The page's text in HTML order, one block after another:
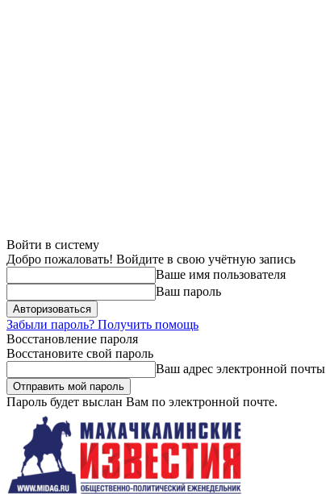
Войти в систему
Добро пожаловать! Войдите в свою учётную запись
Ваше имя пользователя
Ваш пароль
Забыли пароль? Получить помощь
Восстановление пароля
Восстановите свой пароль
Ваш адрес электронной почты
Пароль будет выслан Вам по электронной почте.